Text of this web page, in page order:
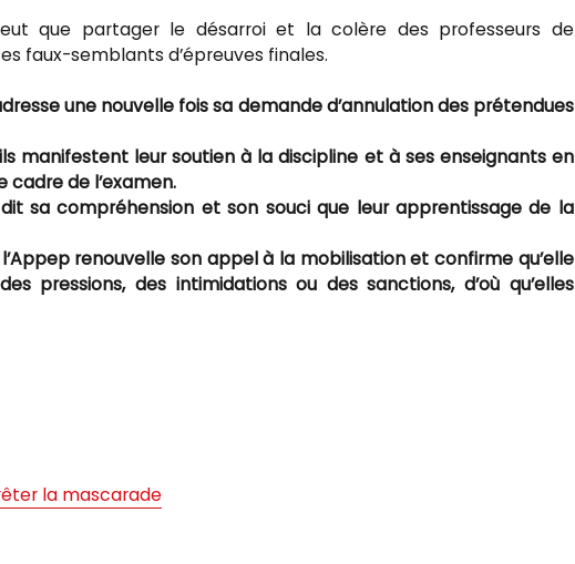
que partager le désarroi et la colère des professeurs de
faux-semblants d’épreuves finales.
une nouvelle fois sa demande d’annulation des prétendues
manifestent leur soutien à la discipline et à ses enseignants en
cadre de l’examen.
sa compréhension et son souci que leur apprentissage de la
renouvelle son appel à la mobilisation et confirme qu’elle
pressions, des intimidations ou des sanctions, d’où qu’elles
la mascarade